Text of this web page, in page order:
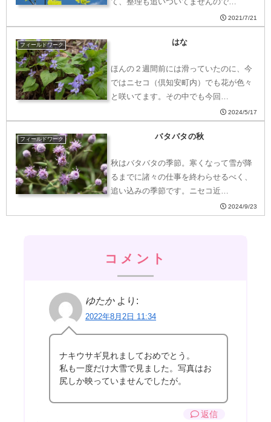
2021/7/21
フィールドワーク はな
ほんの２週間前には滑っていたのに、今
ではニセコ（倶知安町内）でも花が色々
と咲いてます。その中でも今回…
2024/5/17
フィールドワーク バタバタの秋
秋はバタバタの季節。寒くなって雪が降
るまでに諸々の仕事を終わらせるべく、
追い込みの季節です。ニセコ近…
2024/9/23
コメント
ゆたか より:
2022年8月2日 11:34
ナキウサギ見れましておめでとう。
私も一度だけ大雪で見ました。写真はお
尻しか映っていませんでしたが。
返信